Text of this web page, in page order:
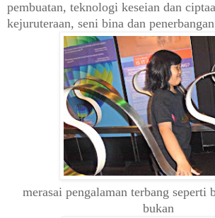
pembuatan, teknologi keseian dan
kejuruteraan, seni bina dan
merasai pengalaman terbang seperti
bukan